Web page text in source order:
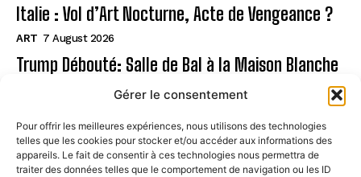
Gérer le consentement
Pour offrir les meilleures expériences, nous utilisons des technologies
telles que les cookies pour stocker et/ou accéder aux informations des
appareils. Le fait de consentir à ces technologies nous permettra de
traiter des données telles que le comportement de navigation ou les ID
Italie : Vol d’Art Nocturne, Acte de Vengeance ?
ART 7 August 2026
Trump Débouté: Salle de Bal à la Maison Blanche
Page